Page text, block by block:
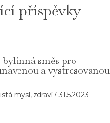
příspěvky
směs pro
a vystresovanou
mysl, zdraví/ 31.5.2023